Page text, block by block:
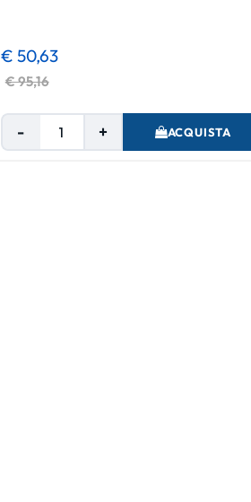
€ 95,16
€ 50,63
Quantità ACQUISTA